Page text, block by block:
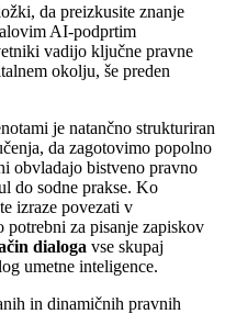
da preizkusite znanje
AI-podprtim
vadijo ključne pravne
okolju, še preden
je natančno strukturiran
da zagotovimo popolno
obvladajo bistveno pravno
do sodne prakse. Ko
izraze povezati v
potrebni za pisanje zapiskov
dialoga vse skupaj
umetne inteligence.
in dinamičnih pravnih